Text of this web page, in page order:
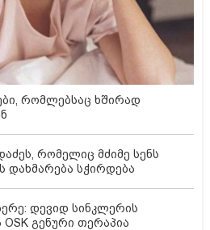
რომლებსაც ხშირად
რომელიც მძიმე სენს
დახმარება სჭირდება
დევიდ სინკლერის
გენური თერაპია